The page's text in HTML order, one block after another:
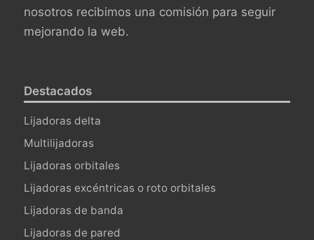
nosotros recibimos una comisión para seguir
mejorando la web.
Destacados
Lijadoras delta
Multilijadoras
Lijadoras orbitales
Lijadoras excéntricas o roto orbitales
Lijadoras de banda
Lijadoras de pared